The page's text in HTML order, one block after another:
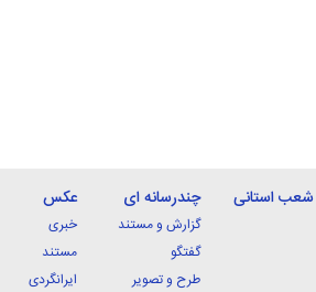
شعب استانی چندرسانه ای
گزارش و مستند
گفتگو
طرح و تصویر
عکس
خبری
مستند
ایرانگردی